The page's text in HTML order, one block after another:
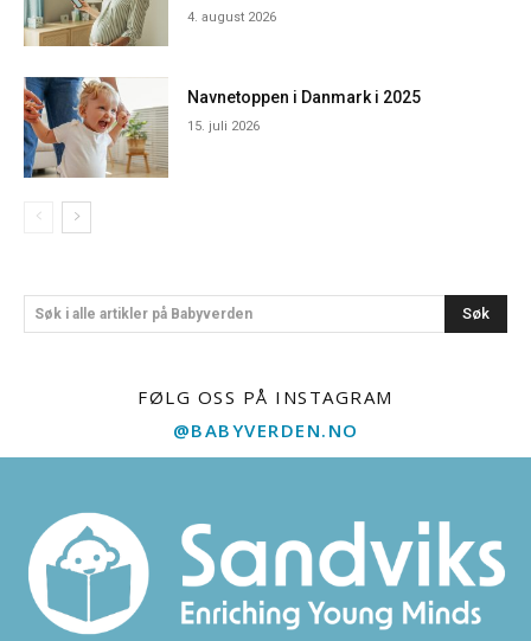
4. august 2026
Navnetoppen i Danmark i 2025
15. juli 2026
Søk i alle artikler på Babyverden Søk
FØLG OSS PÅ INSTAGRAM
@BABYVERDEN.NO